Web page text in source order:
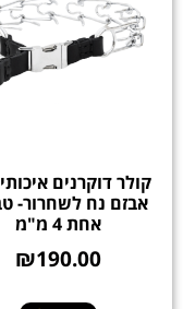
קולר דוקרנים
אבזם נח לשחרור-
אחת 4 מ"מ
₪190.00